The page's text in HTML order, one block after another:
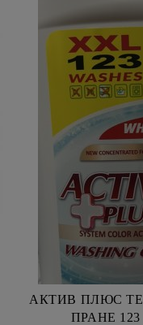
АКТИВ ПЛЮС
ПРАНЕ